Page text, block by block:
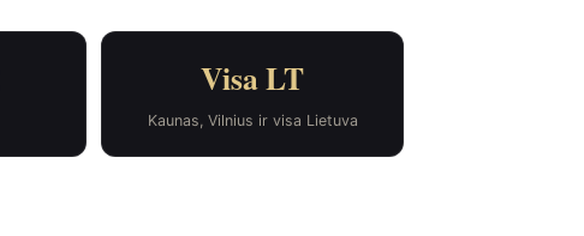
Visa LT
Kaunas, Vilnius ir visa Lietuva